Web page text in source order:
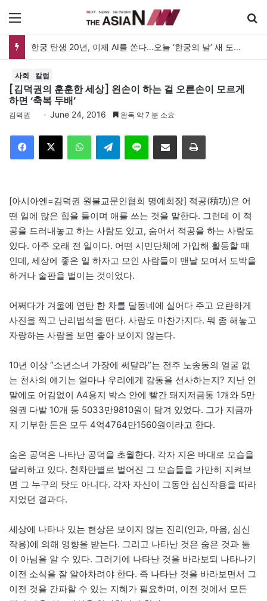
한궁 탄생 20년, 이제 AI를 쏜다…오늘 ‘한궁의 날’ 새 도약 선언
사회 칼럼
[김덕권의 훈훈한 세상] 왼손이 하는 걸 오른손이 모르게
하면 ‘축복 두배’
김덕권 June 24, 2016 완독 약 7 분 소요
Telegram 이메일
[아시아엔=김덕권 원불교문인협회 명예회장] 적공(積功)은 어
떤 일에 많은 힘을 들이며 애를 쓰는 것을 말한다. 그런데 이 적
공을 드러내놓고 하는 사람도 있고, 숨어서 적공을 하는 사람도
있다. 아주 오래 전 일이다. 어떤 시민단체에 가입해 활동할 때
인데, 세상에 좋은 일 하자고 모인 사람들이 맨날 모여서 도박을
하거나 술판을 벌이는 것이었다.
어쩌다가 겨울에 연탄 한 차를 달동네에 실어다 주고 요란하게
사진을 찍고 난리법석을 떤다. 사람도 마찬가지다. 뭐 좀 해놓고
자랑하는 사람을 보면 좋아 보이지 않는다.
10년 이상 “소년소녀 가장에 써달라”는 전주 노송동의 얼굴 없
는 천사의 얘기는 얼마나 우리에게 감동을 선사하는지? 지난 연
말에도 어김없이 A4용지 박스 안에 빨간 돼지저금통 1개와 5만
원권 다발 10개 등 5033만9810원이 담겨 있었다. 그가 지금까
지 기부한 돈은 모두 4억4764만1560원이라고 한다.
숨은 공덕은 나타난 공덕을 초월한다. 각자 지은 바대로 모습을
달리하고 있다. 천차만별로 벌어진 그 모습들을 가만히 지켜보
면 그 누구의 탓도 아니다. 각자 자신이 그동안 심신작용을 따라
지었던 결과다.
세상에 나타나 있는 현상은 보이지 않는 진리(인과, 마음, 심신
작용)에 의해 영향을 받는다. 그리고 나타난 것은 숨은 것과 둘
이 아님을 알 수 있다. 그러기에 나타난 것을 바라보되 나타나기
이전 소식을 잘 알아차려야 한다. 즉 나타난 것을 바라보면서 그
이전 것을 간파할 수 있는 지혜가 필요하며, 이전 것에서 모든